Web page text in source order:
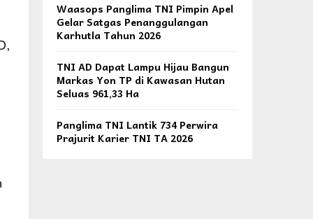
Waasops Panglima TNI Pimpin Apel
Gelar Satgas Penanggulangan
Karhutla Tahun 2026
TNI AD Dapat Lampu Hijau Bangun
Markas Yon TP di Kawasan Hutan
Seluas 961,33 Ha
Panglima TNI Lantik 734 Perwira
Prajurit Karier TNI TA 2026